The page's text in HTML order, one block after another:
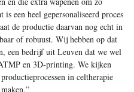
een heel gepersonaliseerd proces
de productie daarvan nog echt in
of robuust. Wij hebben op dat
een bedrijf uit Leuven dat we wel
en 3D-printing. We kijken
in celtherapie